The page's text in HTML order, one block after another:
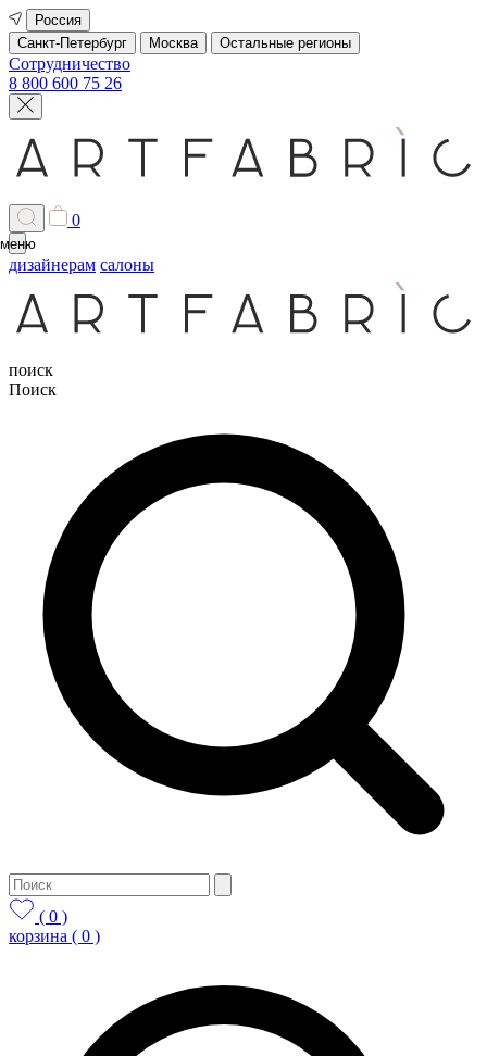
Россия
Санкт-Петербург
Москва Остальные регионы
Сотрудничество
8 800 600 75 26
0
меню
дизайнерам салоны
поиск
Поиск
( 0 )
корзина ( 0 )